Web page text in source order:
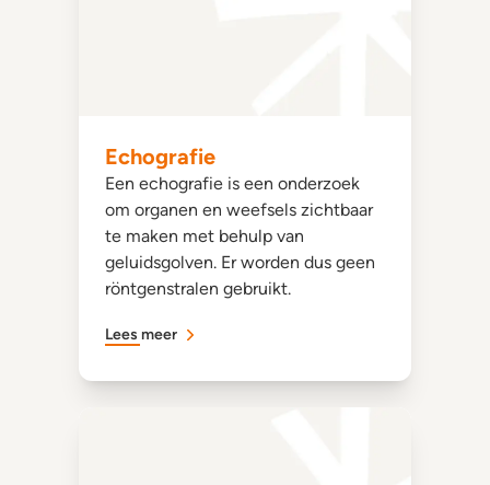
Echografie
Een echografie is een onderzoek
om organen en weefsels zichtbaar
te maken met behulp van
geluidsgolven. Er worden dus geen
röntgenstralen gebruikt.
Lees meer